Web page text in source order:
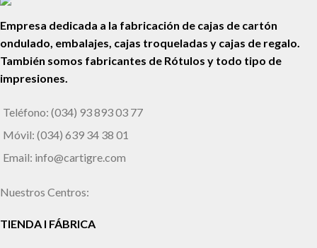
Empresa dedicada a la fabricación de cajas de cartón
ondulado, embalajes, cajas troqueladas y cajas de regalo.
También somos fabricantes de Rótulos y todo tipo de
impresiones.
Teléfono: (034) 93 893 03 77
Móvil: (034) 639 34 38 01
Email: info@cartigre.com
Nuestros Centros:
TIENDA I FÁBRICA